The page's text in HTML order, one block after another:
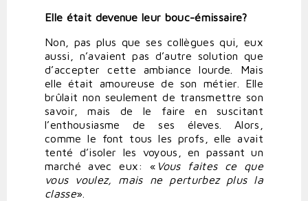
Elle était devenue leur bouc-émissaire?
Non, pas plus que ses collègues qui, eux
aussi, n’avaient pas d’autre solution que
d’accepter cette ambiance lourde. Mais
elle était amoureuse de son métier. Elle
brûlait non seulement de transmettre son
savoir, mais de le faire en suscitant
l’enthousiasme de ses éleves. Alors,
comme le font tous les profs, elle avait
tenté d’isoler les voyous, en passant un
marché avec eux: « Vous faites ce que
vous
voulez, mais ne perturbez plus la
classe».